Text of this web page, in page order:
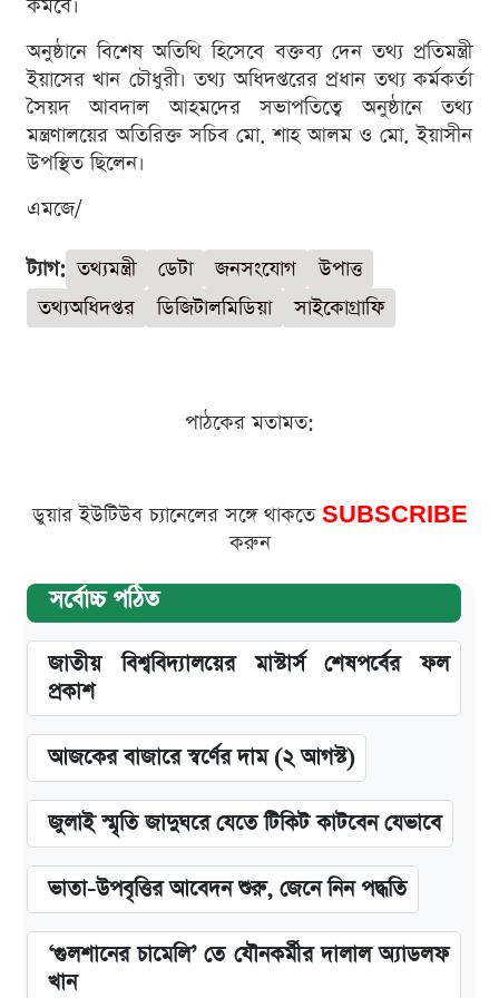
কমবে।
অনুষ্ঠানে বিশেষ অতিথি হিসেবে বক্তব্য দেন তথ্য প্রতিমন্ত্রী
ইয়াসের খান চৌধুরী। তথ্য অধিদপ্তরের প্রধান তথ্য কর্মকর্তা
সৈয়দ আবদাল আহমদের সভাপতিত্বে অনুষ্ঠানে তথ্য
মন্ত্রণালয়ের অতিরিক্ত সচিব মো. শাহ আলম ও মো. ইয়াসীন
উপস্থিত ছিলেন।
এমজে/
ট্যাগ: তথ্যমন্ত্রী ডেটা জনসংযোগ
উপাত্ত
তথ্যঅধিদপ্তর
ডিজিটালমিডিয়া সাইকোগ্রাফি
পাঠকের মতামত:
ডুয়ার ইউটিউব চ্যানেলের সঙ্গে থাকতে SUBSCRIBE
করুন
সর্বোচ্চ পঠিত
জাতীয় বিশ্ববিদ্যালয়ের মাস্টার্স শেষপর্বের ফল
প্রকাশ
আজকের বাজারে স্বর্ণের দাম (২ আগস্ট)
জুলাই স্মৃতি জাদুঘরে যেতে টিকিট কাটবেন যেভাবে
ভাতা-উপবৃত্তির আবেদন শুরু, জেনে নিন পদ্ধতি
‘গুলশানের চামেলি’ তে যৌনকর্মীর দালাল অ্যাডলফ
খান